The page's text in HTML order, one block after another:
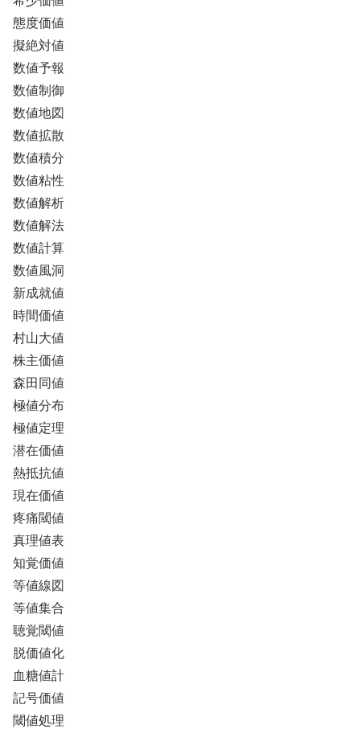
態度価値
擬絶対値
数値予報
数値制御
数値地図
数値拡散
数値積分
数値粘性
数値解析
数値解法
数値計算
数値風洞
新成就値
時間価値
村山大値
株主価値
森田同値
極値分布
極値定理
潜在価値
熱抵抗値
現在価値
疼痛閾値
真理値表
知覚価値
等値線図
等値集合
聴覚閾値
脱価値化
血糖値計
記号価値
閾値処理